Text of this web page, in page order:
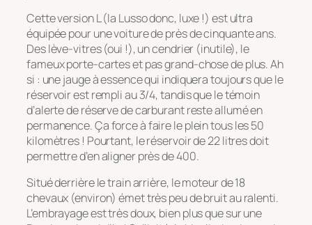
Cette version L (la Lusso donc, luxe !) est ultra
équipée pour une voiture de près de cinquante ans.
Des lève-vitres (oui !), un cendrier (inutile), le
fameux porte-cartes et pas grand-chose de plus. Ah
si : une jauge à essence qui indiquera toujours que le
réservoir est rempli au 3/4, tandis que le témoin
d’alerte de réserve de carburant reste allumé en
permanence. Ça force à faire le plein tous les 50
kilomètres ! Pourtant, le réservoir de 22 litres doit
permettre d’en aligner près de 400.
Situé derrière le train arrière, le moteur de 18
chevaux (environ) émet très peu de bruit au ralenti.
L’embrayage est très doux, bien plus que sur une